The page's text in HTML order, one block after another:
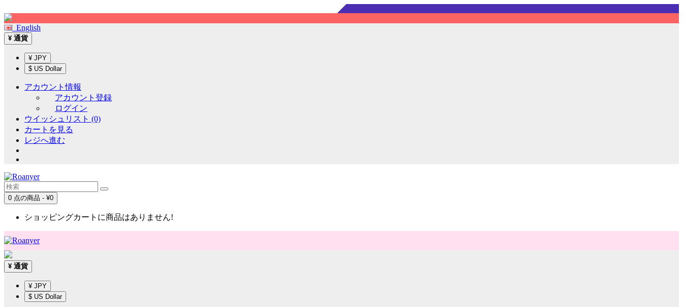
English
¥ 通貨
¥ JPY
$ US Dollar
アカウント情報
アカウント登録
ログイン
ウイッシュリスト (0)
カートを見る
レジへ進む
0 点の商品 - ¥0
ショッピングカートに商品はありません!
¥ 通貨
¥ JPY
$ US Dollar